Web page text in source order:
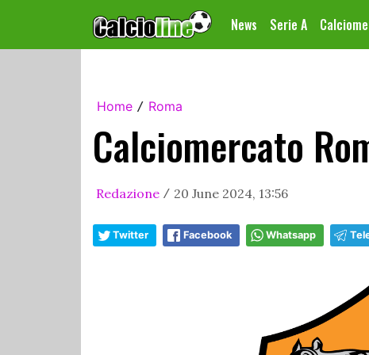
News Serie A
Home / Roma
Calciomercato
Redazione / 20 June 2024, 13:56
Twitter Facebook Whatsapp